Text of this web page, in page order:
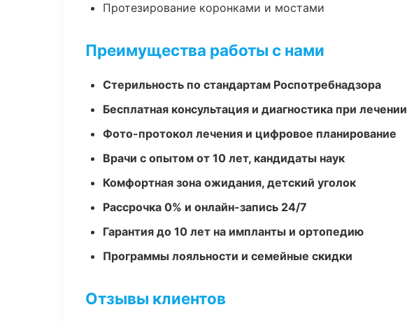
Протезирование коронками и мостами
Преимущества работы с нами
Стерильность по стандартам Роспотребнадзора
Бесплатная консультация и диагностика при лечении
Фото-протокол лечения и цифровое планирование
Врачи с опытом от 10 лет, кандидаты наук
Комфортная зона ожидания, детский уголок
Рассрочка 0% и онлайн-запись 24/7
Гарантия до 10 лет на импланты и ортопедию
Программы лояльности и семейные скидки
Отзывы клиентов